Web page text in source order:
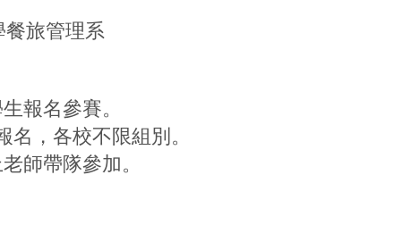
旅管理系
報名參賽。
名，各校不限組別。
師帶隊參加。